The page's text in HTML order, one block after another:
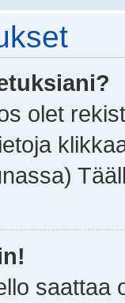
olet
saattaa